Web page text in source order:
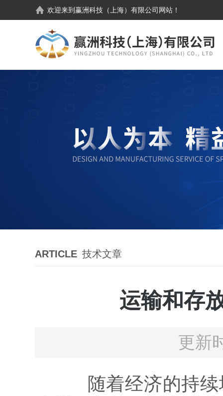
欢迎来到 赢洲科技（上海）有限公司 网站！
ARTICLE 技术文章
运输和存
更新
随着经济的持续